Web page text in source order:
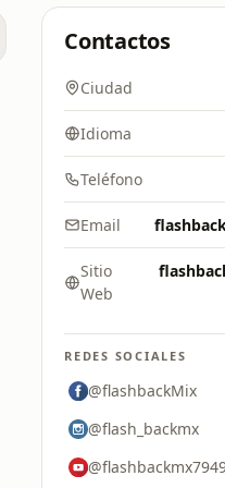
Contactos
Ciudad
Idioma
Teléfono
Email
Sitio
Web
REDES SOCIALES
@flashbackMix
@flash_backmx